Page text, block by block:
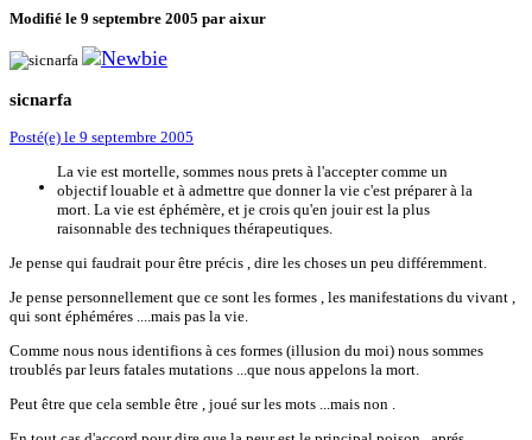
Modifié le 9 septembre 2005 par aixur
sicnarfa
Posté(e) le 9 septembre 2005
La vie est mortelle, sommes nous prets à l'accepter comme un
objectif louable et à admettre que donner la vie c'est préparer à la
mort. La vie est éphémère, et je crois qu'en jouir est la plus
raisonnable des techniques thérapeutiques.
Je pense qui faudrait pour être précis , dire les choses un peu différemment.
Je pense personnellement que ce sont les formes , les manifestations du vivant ,
qui sont éphéméres ....mais pas la vie.
Comme nous nous identifions à ces formes (illusion du moi) nous sommes
troublés par leurs fatales mutations ...que nous appelons la mort.
Peut être que cela semble être , joué sur les mots ...mais non .